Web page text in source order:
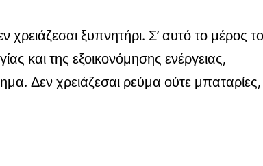
ξυπνητήρι. Σ’ αυτό το μέρος
και της εξοικονόμησης ενέργειας,
Δεν χρειάζεσαι ρεύμα ούτε μπαταρίες,